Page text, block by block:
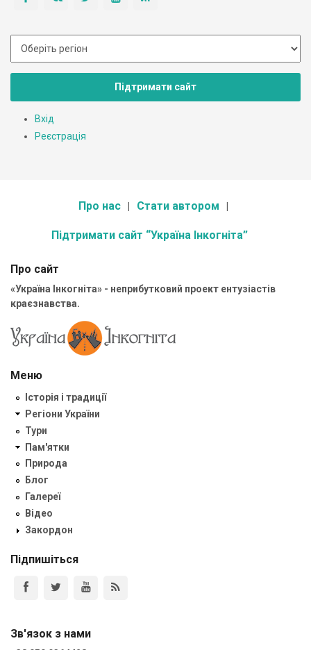
Підтримати сайт
Вхід
Реєстрація
Про нас Стати автором
Підтримати сайт “Україна Інкогніта”
Про сайт
«Україна Інкогніта» - неприбутковий проект ентузіастів
краєзнавства.
Меню
Історія і традиції
Регіони України
Тури
Пам'ятки
Природа
Блог
Галереї
Відео
Закордон
Підпишіться
Зв'язок з нами